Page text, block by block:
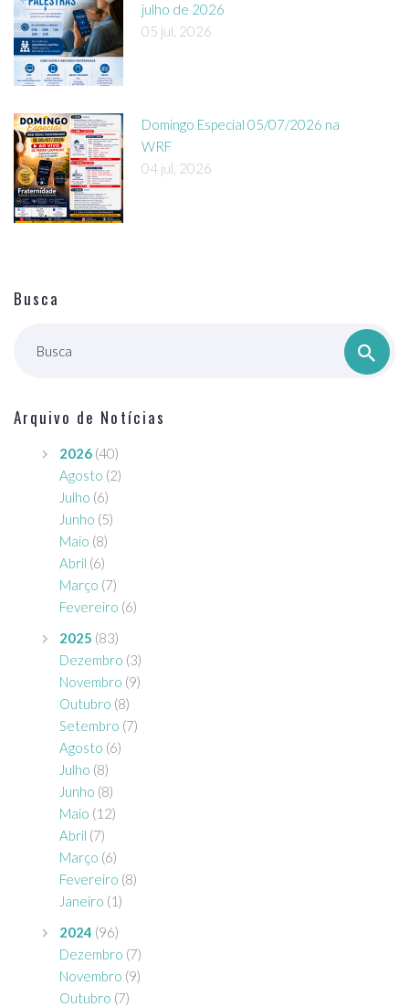
julho de 2026
05 jul, 2026
Domingo Especial 05/07/2026 na
WRF
04 jul, 2026
Busca
Busca
Arquivo de Notícias
2026 (40)
Agosto (2)
Julho (6)
Junho (5)
Maio (8)
Abril (6)
Março (7)
Fevereiro (6)
2025 (83)
Dezembro (3)
Novembro (9)
Outubro (8)
Setembro (7)
Agosto (6)
Julho (8)
Junho (8)
Maio (12)
Abril (7)
Março (6)
Fevereiro (8)
Janeiro (1)
2024 (96)
Dezembro (7)
Novembro (9)
Outubro (7)